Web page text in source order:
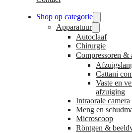
Shop op categorie
Apparatuur
Autoclaaf
Chirurgie
Compressoren &
Cattani
Vaste en
afzuiging
Intraorale camera
Meng en
Microscoop
Röntgen &